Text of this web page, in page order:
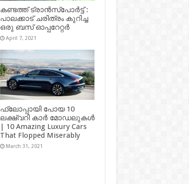
കണ്ടത്ത് ട്രാൻസ്‌പോർട്ട് :
പാലക്കാട് ചരിത്രം കുറിച്ച
ഒരു ബസ് ഓപ്പറേറ്റർ
April 7, 2021
ഫ്ലോപ്പായി പോയ 10
ലക്ഷ്വറി കാർ മോഡലുകൾ
| 10 Amazing Luxury Cars
That Flopped Miserably
March 31, 2021